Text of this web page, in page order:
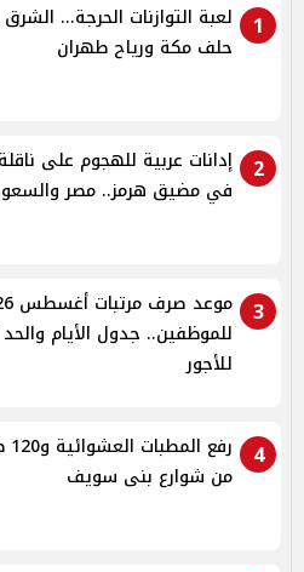
1
لعبة التوازنات الحرجة...
حلف مكة ورياح طهران
2
إدانات عربية للهجوم على
في مضيق هرمز.. مصر
3
موعد
للموظفين.. جدول الأيام
للأجور
4
من شوارع بنى سويف